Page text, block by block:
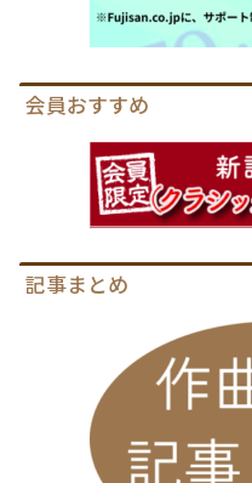
会員おすすめ
記事まとめ